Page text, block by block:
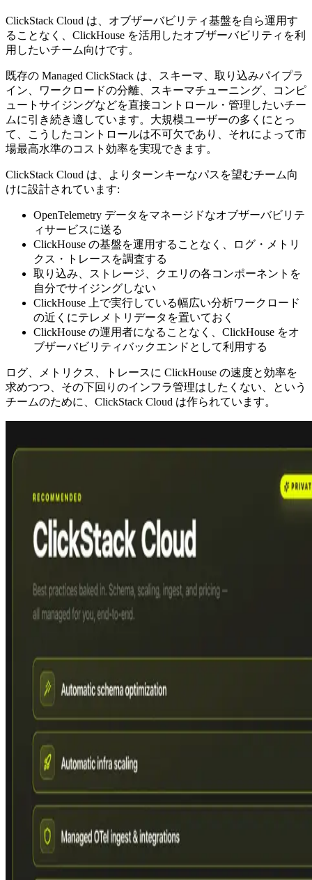
ClickStack Cloud は、オブザーバビリティ基盤を自ら運用す
ることなく、ClickHouse を活用したオブザーバビリティを利
用したいチーム向けです。
既存の Managed ClickStack は、スキーマ、取り込みパイプラ
イン、ワークロードの分離、スキーマチューニング、コンピ
ュートサイジングなどを直接コントロール・管理したいチー
ムに引き続き適しています。大規模ユーザーの多くにとっ
て、こうしたコントロールは不可欠であり、それによって市
場最高水準のコスト効率を実現できます。
ClickStack Cloud は、よりターンキーなパスを望むチーム向
けに設計されています:
OpenTelemetry データをマネージドなオブザーバビリテ
ィサービスに送る
ClickHouse の基盤を運用することなく、ログ・メトリ
クス・トレースを調査する
取り込み、ストレージ、クエリの各コンポーネントを
自分でサイジングしない
ClickHouse 上で実行している幅広い分析ワークロード
の近くにテレメトリデータを置いておく
ClickHouse の運用者になることなく、ClickHouse をオ
ブザーバビリティバックエンドとして利用する
ログ、メトリクス、トレースに ClickHouse の速度と効率を
求めつつ、その下回りのインフラ管理はしたくない、という
チームのために、ClickStack Cloud は作られています。